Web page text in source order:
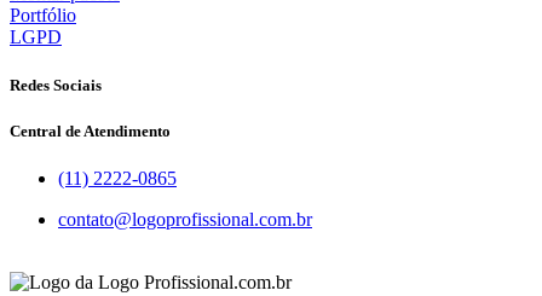
Portfólio
LGPD
Redes Sociais
Central de Atendimento
(11) 2222-0865
contato@logoprofissional.com.br